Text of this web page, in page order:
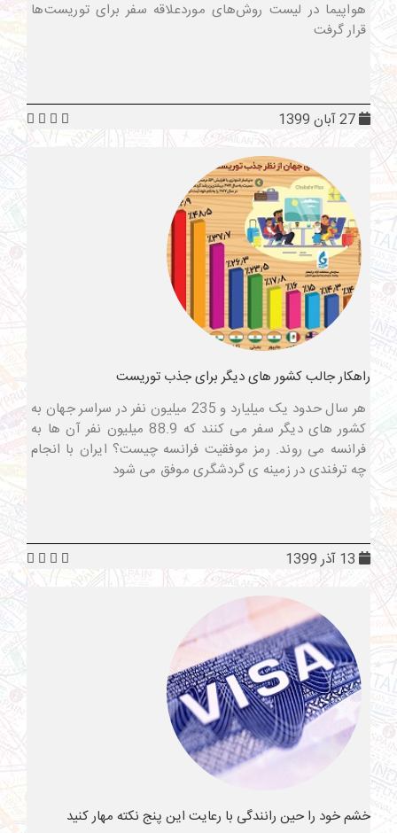
هواپیما در لیست روش‌های موردعلاقه سفر برای توریست‌ها
قرار گرفت
راهکار جالب کشور های دیگر برای جذب توریست
هر سال حدود یک میلیارد و 235 میلیون نفر در سراسر جهان به
کشور های دیگر سفر می کنند که 88.9 میلیون نفر آن ها به
فرانسه می روند. رمز موفقیت فرانسه چیست؟ ایران با انجام
چه ترفندی در زمینه ی گردشگری موفق می شود
خشم خود را حین رانندگی با رعایت این پنج نکته مهار کنید